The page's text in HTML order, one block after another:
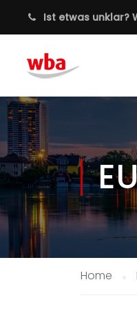
Ist etwas unklar?
Home